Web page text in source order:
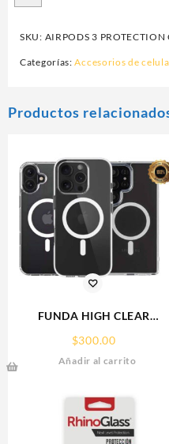
SKU: AIRPODS 3 PROTECTION
Categorías:Accesorios de
Productos
FUNDA HIGH CLEAR
WEKOVER
$300.00
Añadir al carrito